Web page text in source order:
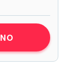
NO